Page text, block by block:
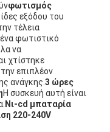
φωτισμός
εξόδου του
τέλεια
ένα φωτιστικό
να
χτίστηκε
την επιπλέον
ανάγκης.3 ώρες
Η συσκευή αυτή είναι
Νι-cd μπαταρία
220-240V